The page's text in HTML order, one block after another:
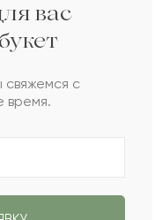
вас
с
время.